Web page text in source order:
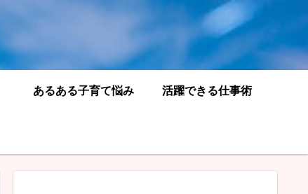
あるある子育て悩み 活躍できる仕事術